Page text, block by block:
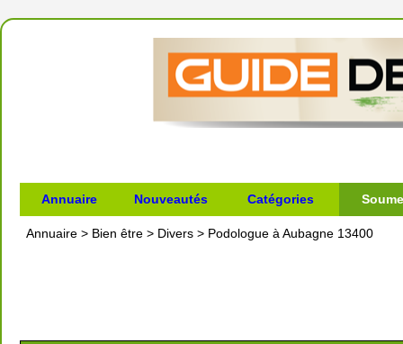
Annuaire Nouveautés Catégories
Annuaire > Bien être > Divers > Podologue à Aubagne 13400